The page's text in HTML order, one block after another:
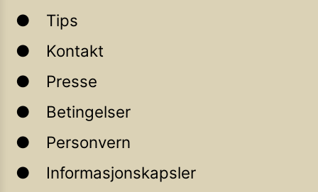
Tips
Kontakt
Presse
Betingelser
Personvern
Informasjonskapsler